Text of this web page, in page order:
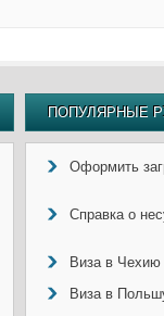
ПОПУЛЯРНЫЕ
Оформить
Справка о
Виза в Чехию
Виза в